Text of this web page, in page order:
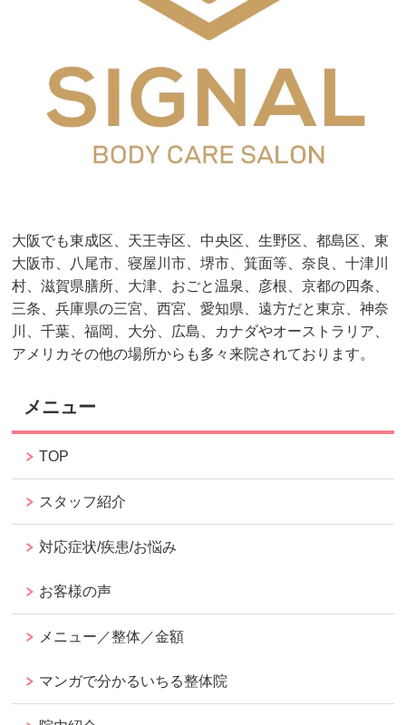
大阪でも東成区、天王寺区、中央区、生野区、都島区、東
大阪市、八尾市、寝屋川市、堺市、箕面等、奈良、十津川
村、滋賀県膳所、大津、おごと温泉、彦根、京都の四条、
三条、兵庫県の三宮、西宮、愛知県、遠方だと東京、神奈
川、千葉、福岡、大分、広島、カナダやオーストラリア、
アメリカその他の場所からも多々来院されております。
メニュー
TOP
スタッフ紹介
対応症状/疾患/お悩み
お客様の声
メニュー／整体／金額
マンガで分かるいちる整体院